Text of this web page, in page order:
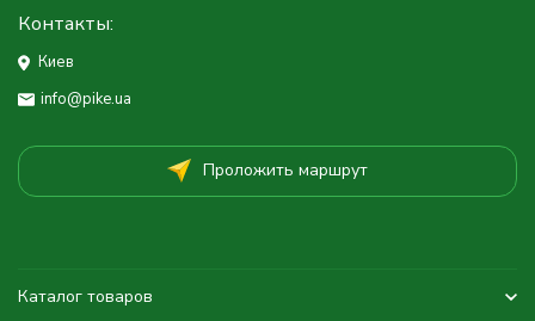
Контакты:
Киев
info@pike.ua
Проложить маршрут
Каталог товаров